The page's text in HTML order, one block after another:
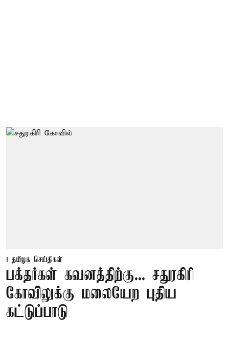
தமிழக செய்திகள்
பக்தர்கள் கவனத்திற்கு... சதுரகிரி
கோவிலுக்கு மலையேற புதிய
கட்டுப்பாடு